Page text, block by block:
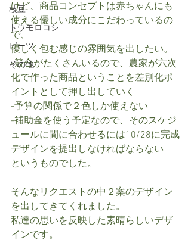
枝豆
トウモロコシ
ビーツ
その他
けど、商品コンセプトは赤ちゃんにも
使える優しい成分にこだわっているの
で、
優しく包む感じの雰囲気を出したい。
-競合がたくさんいるので、農家が六次
化で作った商品ということを差別化ポ
イントとして押し出していく
-予算の関係で２色しか使えない
-補助金を使う予定なので、そのスケジ
ュールに間に合わせるには10/28に完成
デザインを提出しなければならない
というものでした。
そんなリクエストの中２案のデザイン
を出してきてくれました。
私達の思いを反映した素晴らしいデザ
インです。